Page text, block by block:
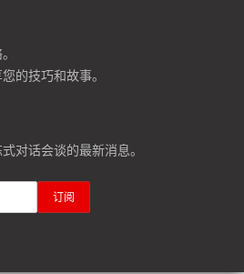
的技巧和故事。
对话会谈的最新消息。